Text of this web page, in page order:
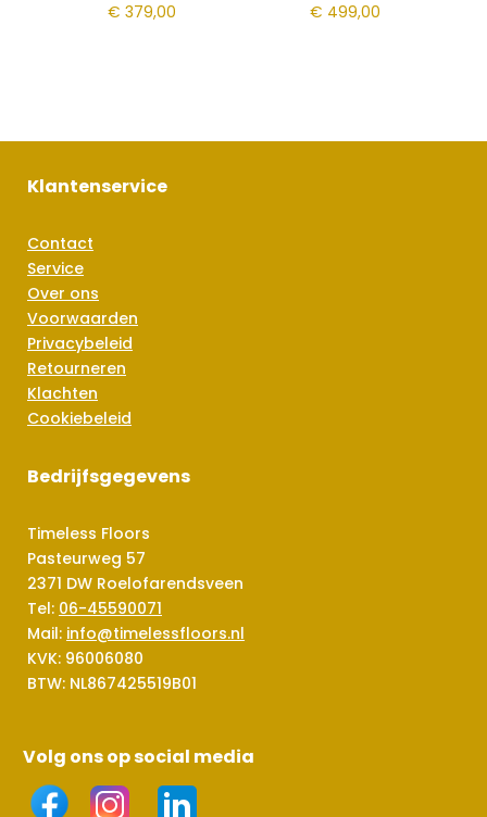
€ 379,00
€ 499,00
Klantenservice
Contact
Service
Over ons
Voorwaarden
Privacybeleid
Retourneren
Klachten
Cookiebeleid
Bedrijfsgegevens
Timeless Floors
Pasteurweg 57
2371 DW Roelofarendsveen
Tel: 06-45590071
Mail: info@timelessfloors.nl
KVK: 96006080
BTW: NL867425519B01
Volg ons op social media